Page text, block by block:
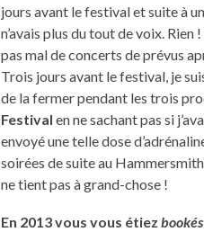
jours avant le festival et suite à
n’avais plus du tout de voix.
pas mal de concerts de prévus
Trois jours avant le festival, je
de la fermer pendant les trois
Festival en ne sachant pas si
envoyé une telle dose
soirées de suite au
ne tient pas à grand-chose !
En 2013 vous vous étiez bookés